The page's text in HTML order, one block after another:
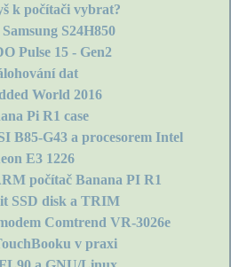
k počítači vybrat?
S24H850
Pulse 15 - Gen2
dat
World 2016
Pi R1 case
B85-G43 a procesorem Intel
E3 1226
počítač Banana PI R1
SSD disk a TRIM
Comtrend VR-3026e
v praxi